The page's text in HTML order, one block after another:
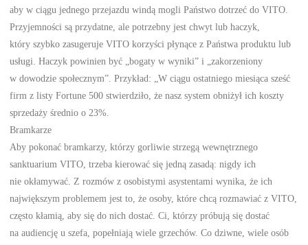
aby w ciągu jednego przejazdu windą mogli Państwo dotrzeć do VITO.
Przyjemności są przydatne, ale potrzebny jest chwyt lub haczyk,
który szybko zasugeruje VITO korzyści płynące z Państwa produktu lub
usługi. Haczyk powinien być „bogaty w wyniki” i „zakorzeniony
w dowodzie społecznym”. Przykład: „W ciągu ostatniego miesiąca sześć
firm z listy Fortune 500 stwierdziło, że nasz system obniżył ich koszty
sprzedaży średnio o 23%.
Bramkarze
Aby pokonać bramkarzy, którzy gorliwie strzegą wewnętrznego
sanktuarium VITO, trzeba kierować się jedną zasadą: nigdy ich
nie okłamywać. Z rozmów z osobistymi asystentami wynika, że ich
największym problemem jest to, że osoby, które chcą rozmawiać z VITO,
często kłamią, aby się do nich dostać. Ci, którzy próbują się dostać
na audiencję u szefa, popełniają wiele grzechów. Co dziwne, wiele osób